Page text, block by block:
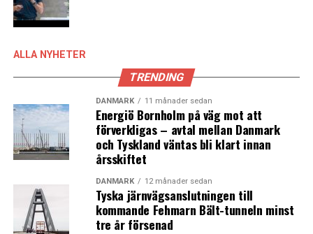
ALLA NYHETER
TRENDING
DANMARK 11 månader sedan
Energiö Bornholm på väg mot att
förverkligas – avtal mellan Danmark
och Tyskland väntas bli klart innan
årsskiftet
DANMARK 12 månader sedan
Tyska järnvägsanslutningen till
kommande Fehmarn Bält-tunneln minst
tre år försenad